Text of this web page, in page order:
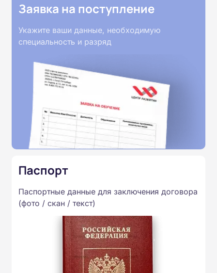
Заявка на поступление
Укажите ваши данные, необходимую
специальность и разряд
Паспорт
Паспортные данные для заключения договора
(фото / скан / текст)